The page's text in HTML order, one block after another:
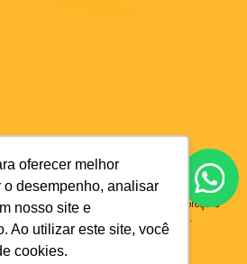
oferecer melhor
desempenho, analisar
nosso site e
Ao utilizar este site, você
cookies.
deste site são válidos apenas para compras
Loja Física. Destacamos que os preços
aos demais anunciados em outros meios
Em caso de divergência do preço e
é sempre o do carrinho de compras.